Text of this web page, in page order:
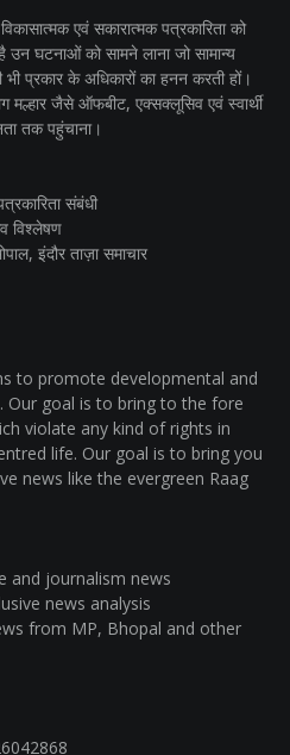
विकासात्मक एवं सकारात्मक पत्रकारिता को
है उन घटनाओं को सामने लाना जो सामान्य
प्रकार के अधिकारों का हनन करती हों।
मल्हार जैसे ऑफबीट, एक्सक्लूसिव एवं स्वार्थी
तक पहुंचाना।
संबंधी
विश्लेषण
इंदौर ताज़ा समाचार
to promote developmental and
Our goal is to bring to the fore
violate any kind of rights in
life. Our goal is to bring you
news like the evergreen Raag
and journalism news
news analysis
from MP, Bhopal and other